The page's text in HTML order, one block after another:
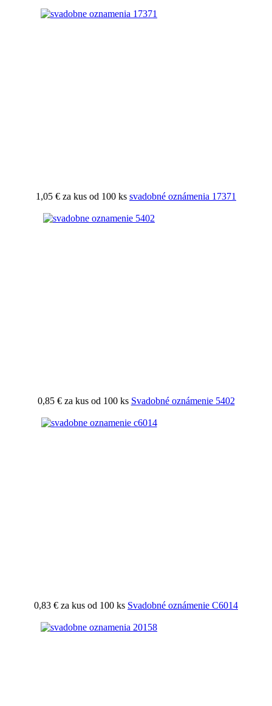
1,05 € za kus od 100 ks svadobné oznámenia 17371
0,85 € za kus od 100 ks Svadobné oznámenie 5402
0,83 € za kus od 100 ks Svadobné oznámenie C6014